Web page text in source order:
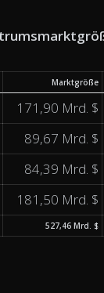
Marktgröße
171,90 Mrd. $
89,67 Mrd. $
84,39 Mrd. $
181,50 Mrd. $
527,46 Mrd. $